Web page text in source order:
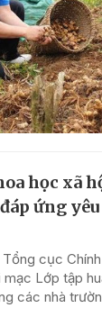
học xã
ứng
cục
Lớp tập
các nhà